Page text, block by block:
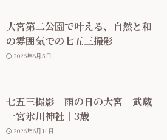
大宮第二公園で叶える、自然と和
の雰囲気での七五三撮影
2026年8月5日
七五三撮影｜雨の日の大宮 武蔵
一宮氷川神社｜3歳
2026年6月14日